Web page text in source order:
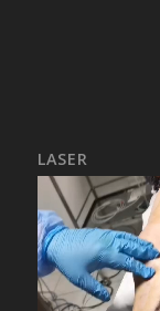
LASER